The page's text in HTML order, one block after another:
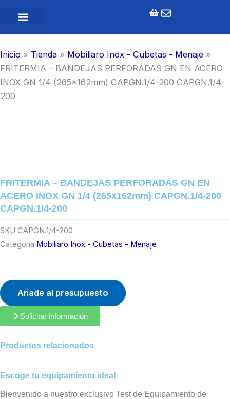
contenido
Inicio » Tienda » Mobiliaro Inox - Cubetas - Menaje »
FRITERMIA – BANDEJAS PERFORADAS GN EN ACERO
INOX GN 1/4 (265x162mm) CAPGN.1/4-200 CAPGN.1/4-
200
FRITERMIA – BANDEJAS PERFORADAS GN EN
ACERO INOX GN 1/4 (265x162mm) CAPGN.1/4-200
CAPGN.1/4-200
SKU CAPGN.1/4-200
Categoría Mobiliaro Inox - Cubetas - Menaje
Añade al presupuesto
Solicitar información
Productos relacionados
Escoge tu equipamiento ideal
Bienvenido a nuestro exclusivo Test de Equipamiento de